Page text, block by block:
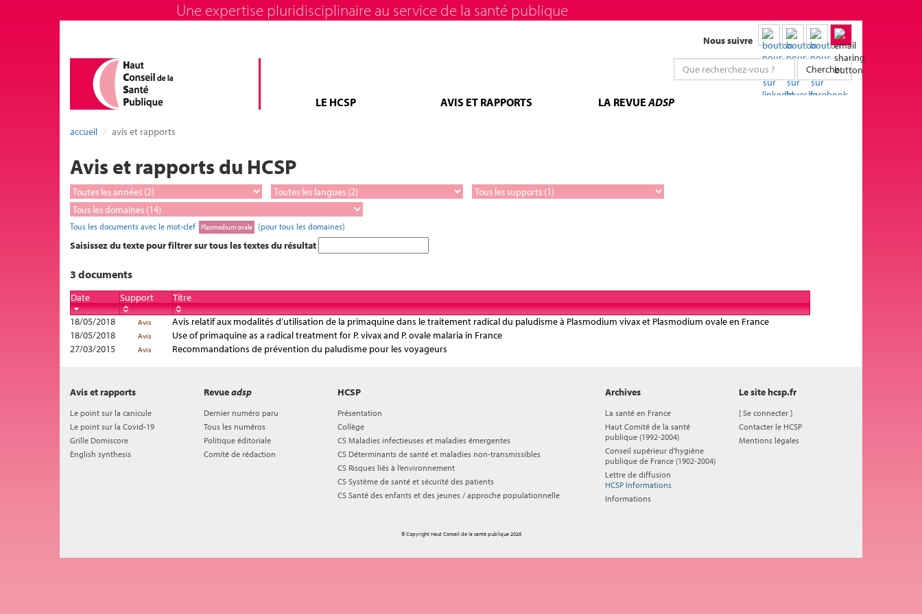
Une expertise pluridisciplinaire au service de la santé publique
Nous suivre
Chercher
LE HCSP AVIS ET RAPPORTS LA REVUEADSP
accueil avis et rapports
Avis et rapports du HCSP
Tous les documents avec le mot-clef Plasmodium ovale (pour tous les domaines)
Saisissez du texte pour filtrer sur tous les textes du résultat
3 documents
Date Support
Titre
18/05/2018
Avis
Avis relatif aux modalités d’utilisation de la primaquine dans le traitement radical du paludisme à Plasmodium vivax et Plasmodium ovale en France
18/05/2018
Avis
Use of primaquine as a radical treatment for P. vivax and P. ovale malaria in France
27/03/2015
Avis Recommandations de prévention du paludisme pour les voyageurs
HCSP
Présentation
Collège
CS Maladies infectieuses et maladies émergentes
CS Déterminants de santé et maladies non-transmissibles
CS Risques liés à l’environnement
CS Système de santé et sécurité des patients
CS Santé des enfants et des jeunes / approche populationnelle
Avis et rapports
Le point sur la canicule
Le point sur la Covid-19
Grille Domiscore
English synthesis
Revueadsp
Dernier numéro paru
Tous les numéros
Politique éditoriale
Comité de rédaction
Archives
La santé en France
Haut Comité de la santé
publique (1992-2004)
Conseil supérieur d'hygiène
publique de France (1902-2004)
Lettre de diffusion
HCSP Informations
Informations
Le site hcsp.fr
[Se connecter ]
Contacter le HCSP
Mentions légales
© Copyright Haut Conseil de la santé publique 2026